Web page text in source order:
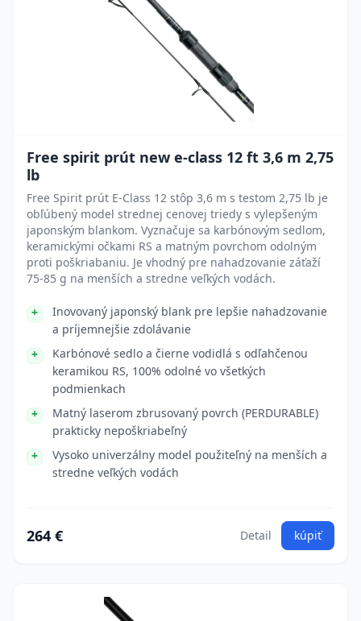
Free spirit prút new e-class 12 ft 3,6 m 2,75
lb
Free Spirit prút E-Class 12 stôp 3,6 m s testom 2,75 lb je
obľúbený model strednej cenovej triedy s vylepšeným
japonským blankom. Vyznačuje sa karbónovým sedlom,
keramickými očkami RS a matným povrchom odolným
proti poškriabaniu. Je vhodný pre nahadzovanie záťaží
75-85 g na menších a stredne veľkých vodách.
Inovovaný japonský blank pre lepšie nahadzovanie
a príjemnejšie zdolávanie
Karbónové sedlo a čierne vodidlá s odľahčenou
keramikou RS, 100% odolné vo všetkých
podmienkach
Matný laserom zbrusovaný povrch (PERDURABLE)
prakticky nepoškriabeľný
Vysoko univerzálny model použiteľný na menších a
stredne veľkých vodách
264 € Detail kúpiť